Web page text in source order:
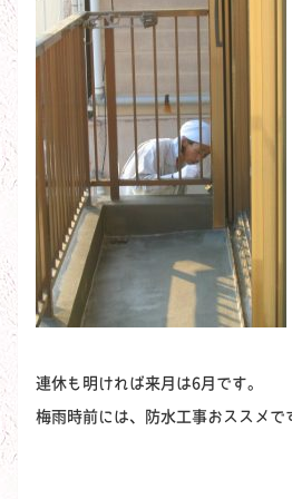
連休も明ければ来月は6月です。
梅雨時前には、防水工事おススメで